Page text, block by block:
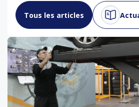
Tous les articles